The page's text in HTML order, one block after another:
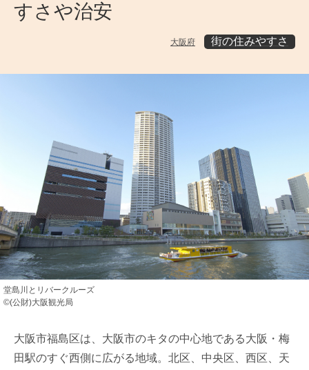
すさや治安
大阪府 街の住みやすさ
堂島川とリバークルーズ
©(公財)大阪観光局
大阪市福島区は、大阪市のキタの中心地である大阪・梅
田駅のすぐ西側に広がる地域。北区、中央区、西区、天